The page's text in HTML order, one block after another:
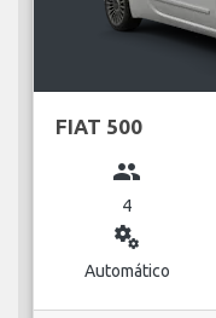
FIAT 500
group
4
miscellaneous_services
Automático